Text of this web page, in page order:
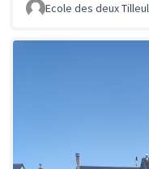
Ecole des deux